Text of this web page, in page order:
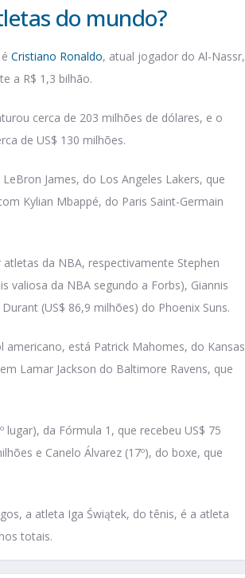
do mundo?
Cristiano Ronaldo, atual jogador do Al-Nassr,
a R$ 1,3 bilhão.
cerca de 203 milhões de dólares, e o
de US$ 130 milhões.
James, do Los Angeles Lakers, que
Kylian Mbappé, do Paris Saint-Germain
da NBA, respectivamente Stephen
valiosa da NBA segundo a Forbs), Giannis
(US$ 86,9 milhões) do Phoenix Suns.
está Patrick Mahomes, do Kansas
Lamar Jackson do Baltimore Ravens, que
da Fórmula 1, que recebeu US$ 75
e Canelo Álvarez (17º), do boxe, que
a atleta Iga Świątek, do tênis, é a atleta
totais.